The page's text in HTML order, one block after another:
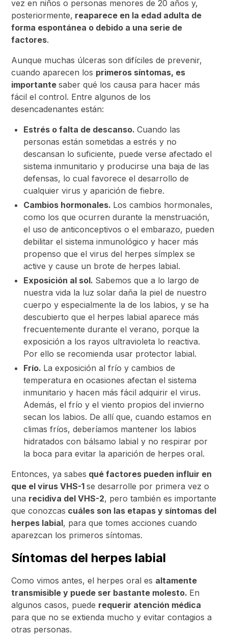
vez en niños o personas menores de 20 años y,
posteriormente, reaparece en la edad adulta de
forma espontánea o debido a una serie de
factores.
Aunque muchas úlceras son difíciles de prevenir,
cuando aparecen los primeros síntomas, es
importantesaber qué los causa para hacer más
fácil el control. Entre algunos de los
desencadenantes están:
Estrés o falta de descanso.Cuando las
personas están sometidas a estrés y no
descansan lo suficiente, puede verse afectado el
sistema inmunitario y producirse una baja de las
defensas, lo cual favorece el desarrollo de
cualquier virus y aparición de fiebre.
Cambios hormonales. Los cambios hormonales,
como los que ocurren durante la menstruación,
el uso de anticonceptivos o el embarazo, pueden
debilitar el sistema inmunológico y hacer más
propenso que el virus del herpes símplex se
active y cause un brote de herpes labial.
Exposición al sol. Sabemos que a lo largo de
nuestra vida la luz solar daña la piel de nuestro
cuerpo y especialmente la de los labios, y se ha
descubierto que el herpes labial aparece más
frecuentemente durante el verano, porque la
exposición a los rayos ultravioleta lo reactiva.
Por ello se recomienda usar protector labial.
Frío. La exposición al frío y cambios de
temperatura en ocasiones afectan el sistema
inmunitario y hacen más fácil adquirir el virus.
Además, el frío y el viento propios del invierno
secan los labios. De allí que, cuando estamos en
climas fríos, deberíamos mantener los labios
hidratados con bálsamo labial y no respirar por
la boca para evitar la aparición de herpes oral.
Entonces, ya sabes qué factores pueden influir en
que el virus VHS-1se desarrolle por primera vez o
una recidiva del VHS-2, pero también es importante
que conozcas cuáles son las etapas y síntomas del
herpes labial, para que tomes acciones cuando
aparezcan los primeros síntomas.
Síntomas del herpes labial
Como vimos antes, el herpes oral es altamente
transmisible y puede ser bastante molesto. En
algunos casos, puede requerir atención médica
para que no se extienda mucho y evitar contagios a
otras personas.